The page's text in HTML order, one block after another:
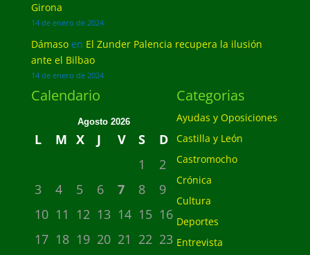
Girona
14 de enero de 2024
Dámasoen El Zunder Palencia recupera la ilusión
ante el Bilbao
14 de enero de 2024
Calendario
Agosto 2026
L M X J V S
D
1
2
3
4 5 6 7 8
9
10 11 12 13 14 15 16
17 18 19 20 21 22 23
Categorias
Ayudas y Oposiciones
Castilla y León
Castromocho
Crónica
Cultura
Deportes
Entrevista